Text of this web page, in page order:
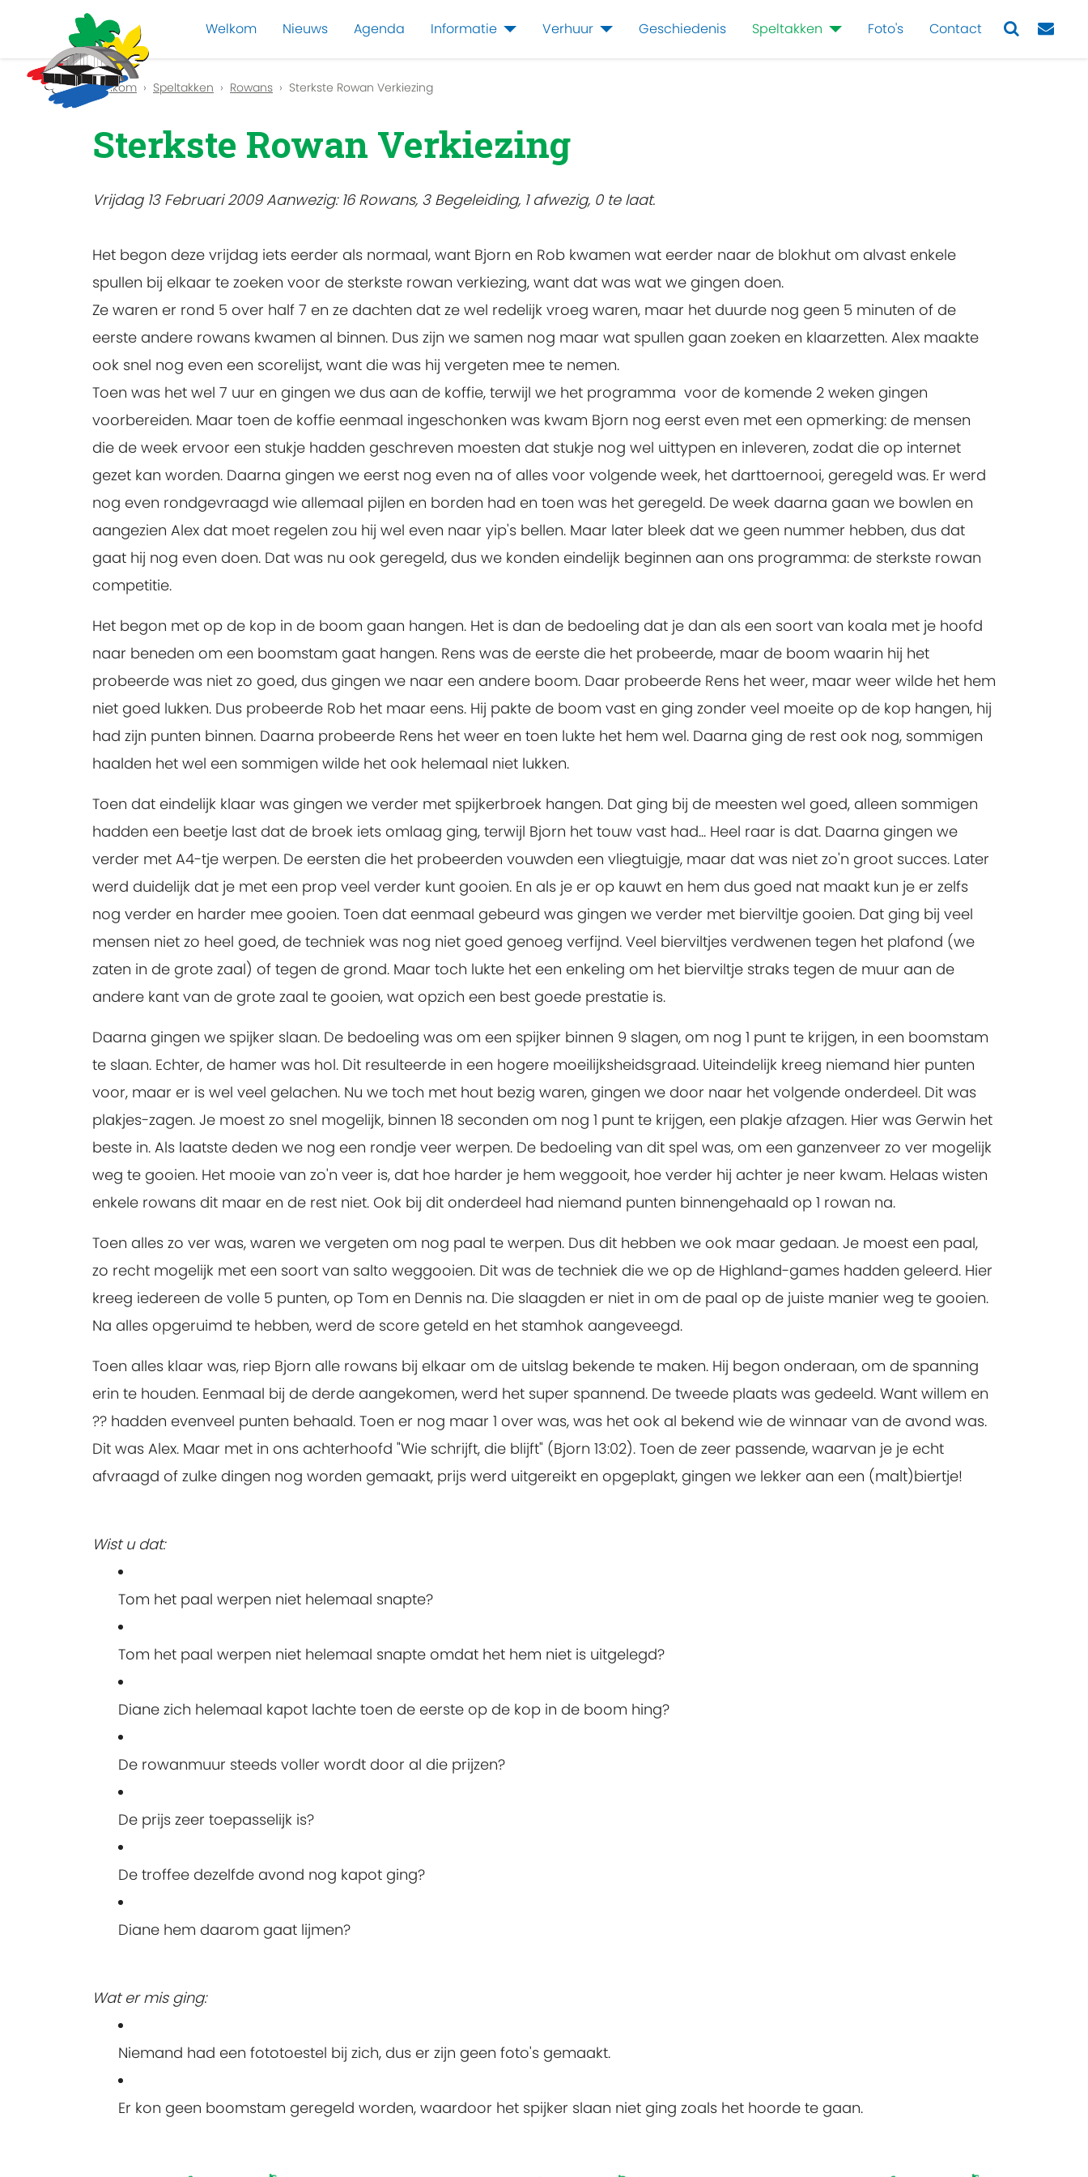
Welkom Nieuws Agenda Informatie Verhuur Geschiedenis Speltakken Foto's Contact
Previous
Welkom Speltakken Rowans Sterkste Rowan Verkiezing
Sterkste Rowan Verkiezing
Vrijdag 13 Februari 2009 Aanwezig: 16 Rowans, 3 Begeleiding, 1 afwezig, 0 te laat.
Het begon deze vrijdag iets eerder als normaal, want Bjorn en Rob kwamen wat eerder naar de blokhut om alvast enkele
spullen bij elkaar te zoeken voor de sterkste rowan verkiezing, want dat was wat we gingen doen.
Ze waren er rond 5 over half 7 en ze dachten dat ze wel redelijk vroeg waren, maar het duurde nog geen 5 minuten of de
eerste andere rowans kwamen al binnen. Dus zijn we samen nog maar wat spullen gaan zoeken en klaarzetten. Alex maakte
ook snel nog even een scorelijst, want die was hij vergeten mee te nemen.
Toen was het wel 7 uur en gingen we dus aan de koffie, terwijl we het programma voor de komende 2 weken gingen
voorbereiden. Maar toen de koffie eenmaal ingeschonken was kwam Bjorn nog eerst even met een opmerking: de mensen
die de week ervoor een stukje hadden geschreven moesten dat stukje nog wel uittypen en inleveren, zodat die op internet
gezet kan worden. Daarna gingen we eerst nog even na of alles voor volgende week, het darttoernooi, geregeld was. Er werd
nog even rondgevraagd wie allemaal pijlen en borden had en toen was het geregeld. De week daarna gaan we bowlen en
aangezien Alex dat moet regelen zou hij wel even naar yip's bellen. Maar later bleek dat we geen nummer hebben, dus dat
gaat hij nog even doen. Dat was nu ook geregeld, dus we konden eindelijk beginnen aan ons programma: de sterkste rowan
competitie.
Het begon met op de kop in de boom gaan hangen. Het is dan de bedoeling dat je dan als een soort van koala met je hoofd
naar beneden om een boomstam gaat hangen. Rens was de eerste die het probeerde, maar de boom waarin hij het
probeerde was niet zo goed, dus gingen we naar een andere boom. Daar probeerde Rens het weer, maar weer wilde het hem
niet goed lukken. Dus probeerde Rob het maar eens. Hij pakte de boom vast en ging zonder veel moeite op de kop hangen, hij
had zijn punten binnen. Daarna probeerde Rens het weer en toen lukte het hem wel. Daarna ging de rest ook nog, sommigen
haalden het wel een sommigen wilde het ook helemaal niet lukken.
Toen dat eindelijk klaar was gingen we verder met spijkerbroek hangen. Dat ging bij de meesten wel goed, alleen sommigen
hadden een beetje last dat de broek iets omlaag ging, terwijl Bjorn het touw vast had... Heel raar is dat. Daarna gingen we
verder met A4-tje werpen. De eersten die het probeerden vouwden een vliegtuigje, maar dat was niet zo'n groot succes. Later
werd duidelijk dat je met een prop veel verder kunt gooien. En als je er op kauwt en hem dus goed nat maakt kun je er zelfs
nog verder en harder mee gooien. Toen dat eenmaal gebeurd was gingen we verder met bierviltje gooien. Dat ging bij veel
mensen niet zo heel goed, de techniek was nog niet goed genoeg verfijnd. Veel bierviltjes verdwenen tegen het plafond (we
zaten in de grote zaal) of tegen de grond. Maar toch lukte het een enkeling om het bierviltje straks tegen de muur aan de
andere kant van de grote zaal te gooien, wat opzich een best goede prestatie is.
Daarna gingen we spijker slaan. De bedoeling was om een spijker binnen 9 slagen, om nog 1 punt te krijgen, in een boomstam
te slaan. Echter, de hamer was hol. Dit resulteerde in een hogere moeilijksheidsgraad. Uiteindelijk kreeg niemand hier punten
voor, maar er is wel veel gelachen. Nu we toch met hout bezig waren, gingen we door naar het volgende onderdeel. Dit was
plakjes-zagen. Je moest zo snel mogelijk, binnen 18 seconden om nog 1 punt te krijgen, een plakje afzagen. Hier was Gerwin het
beste in. Als laatste deden we nog een rondje veer werpen. De bedoeling van dit spel was, om een ganzenveer zo ver mogelijk
weg te gooien. Het mooie van zo'n veer is, dat hoe harder je hem weggooit, hoe verder hij achter je neer kwam. Helaas wisten
enkele rowans dit maar en de rest niet. Ook bij dit onderdeel had niemand punten binnengehaald op 1 rowan na.
Toen alles zo ver was, waren we vergeten om nog paal te werpen. Dus dit hebben we ook maar gedaan. Je moest een paal,
zo recht mogelijk met een soort van salto weggooien. Dit was de techniek die we op de Highland-games hadden geleerd. Hier
kreeg iedereen de volle 5 punten, op Tom en Dennis na. Die slaagden er niet in om de paal op de juiste manier weg te gooien.
Na alles opgeruimd te hebben, werd de score geteld en het stamhok aangeveegd.
Toen alles klaar was, riep Bjorn alle rowans bij elkaar om de uitslag bekende te maken. Hij begon onderaan, om de spanning
erin te houden. Eenmaal bij de derde aangekomen, werd het super spannend. De tweede plaats was gedeeld. Want willem en
?? hadden evenveel punten behaald. Toen er nog maar 1 over was, was het ook al bekend wie de winnaar van de avond was.
Dit was Alex. Maar met in ons achterhoofd "Wie schrijft, die blijft" (Bjorn 13:02). Toen de zeer passende, waarvan je je echt
afvraagd of zulke dingen nog worden gemaakt, prijs werd uitgereikt en opgeplakt, gingen we lekker aan een (malt)biertje!
Wist u dat:
Tom het paal werpen niet helemaal snapte?
Tom het paal werpen niet helemaal snapte omdat het hem niet is uitgelegd?
Diane zich helemaal kapot lachte toen de eerste op de kop in de boom hing?
De rowanmuur steeds voller wordt door al die prijzen?
De prijs zeer toepasselijk is?
De troffee dezelfde avond nog kapot ging?
Diane hem daarom gaat lijmen?
Wat er mis ging:
Niemand had een fototoestel bij zich, dus er zijn geen foto's gemaakt.
Er kon geen boomstam geregeld worden, waardoor het spijker slaan niet ging zoals het hoorde te gaan.